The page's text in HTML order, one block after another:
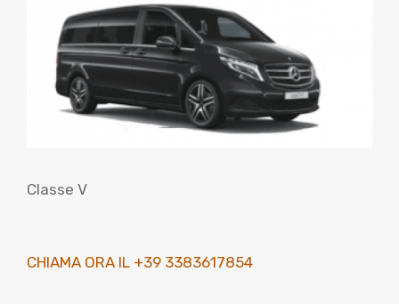
Classe V
CHIAMA ORA IL +39 3383617854